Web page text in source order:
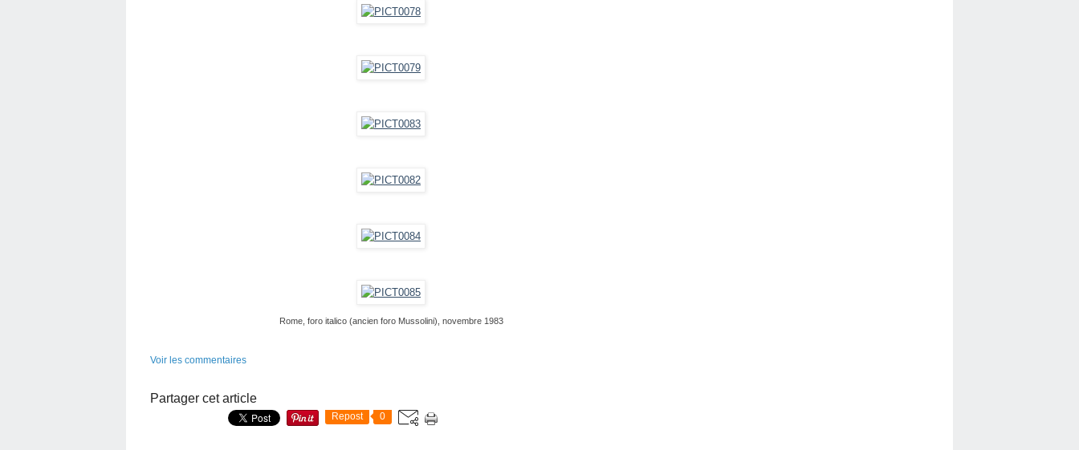
Rome, foro italico (ancien foro Mussolini), novembre 1983
Voir les commentaires
Partager cet article
Repost 0